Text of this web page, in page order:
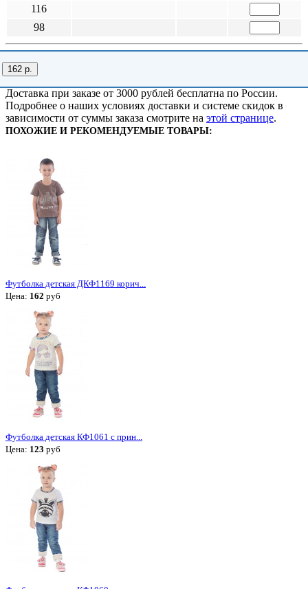
116
98
162 р.
Доставка при заказе от 3000 рублей бесплатна по России.
Подробнее о наших условиях доставки и системе скидок в
зависимости от суммы заказа смотрите на этой странице.
ПОХОЖИЕ И РЕКОМЕНДУЕМЫЕ ТОВАРЫ:
Футболка детская ДКФ1169 корич...
Цена: 162 руб
Футболка детская КФ1061 с прин...
Цена: 123 руб